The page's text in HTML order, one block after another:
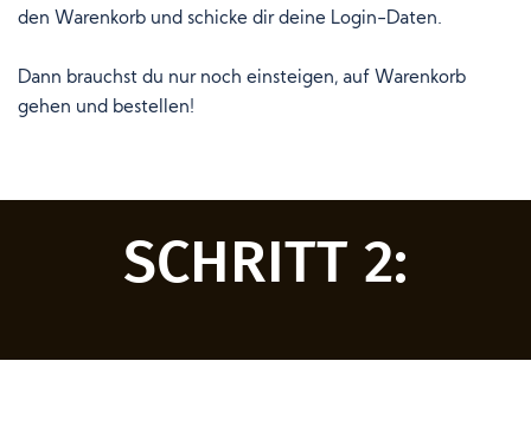
den Warenkorb und schicke dir deine Login-Daten.
Dann brauchst du nur noch einsteigen, auf Warenkorb
gehen und bestellen!
SCHRITT 2: